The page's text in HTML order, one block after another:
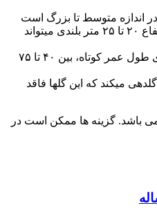
اندازه متوسط ​​تا بزرگ است
که در طول رشد خود به ارتفاع ۲۰ تا ۲۵ متر بلندی میتواند
درختی با رشد سریع و دارای طول عمر کوتاه، بین ۴۰ تا ۷۵
میکند که این گلها فاقد
باشد. گزینه ها ممکن است در